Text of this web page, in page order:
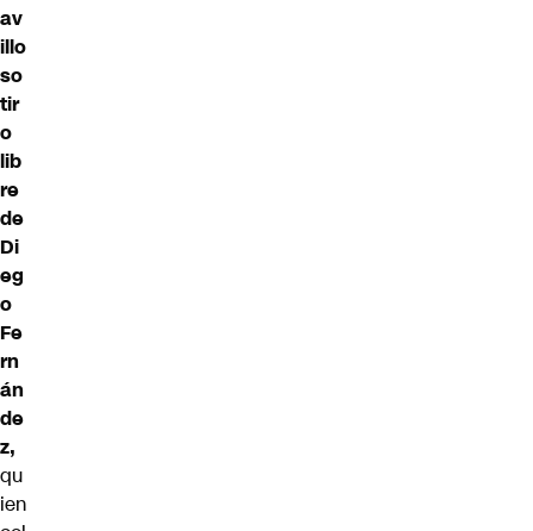
av
illo
so
tir
o
lib
re
de
Di
eg
o
Fe
rn
án
de
z,
qu
ien